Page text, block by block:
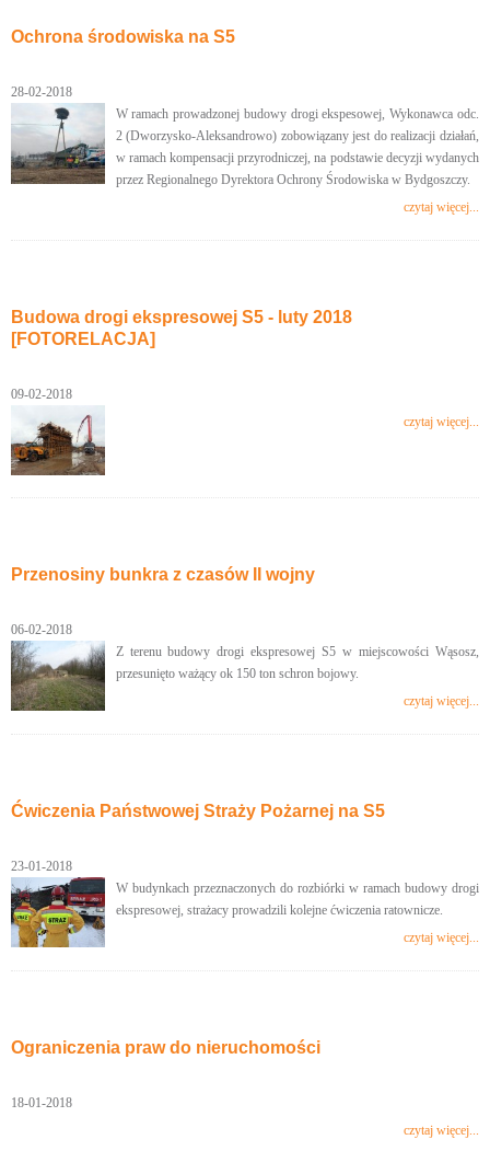
Ochrona środowiska na S5
28-02-2018
W ramach prowadzonej budowy drogi ekspesowej, Wykonawca odc.
2 (Dworzysko-Aleksandrowo) zobowiązany jest do realizacji działań,
w ramach kompensacji przyrodniczej, na podstawie decyzji wydanych
przez Regionalnego Dyrektora Ochrony Środowiska w Bydgoszczy.
czytaj więcej...
Budowa drogi ekspresowej S5 - luty 2018
[FOTORELACJA]
09-02-2018
czytaj więcej...
Przenosiny bunkra z czasów II wojny
06-02-2018
Z terenu budowy drogi ekspresowej S5 w miejscowości Wąsosz,
przesunięto ważący ok 150 ton schron bojowy.
czytaj więcej...
Ćwiczenia Państwowej Straży Pożarnej na S5
23-01-2018
W budynkach przeznaczonych do rozbiórki w ramach budowy drogi
ekspresowej, strażacy prowadzili kolejne ćwiczenia ratownicze.
czytaj więcej...
Ograniczenia praw do nieruchomości
18-01-2018
czytaj więcej...